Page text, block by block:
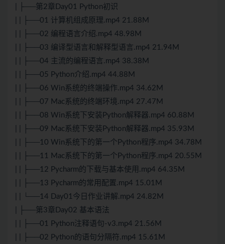
| ├──第2章Day01 Python初识
| | ├──01 计算机组成原理.mp4 21.88M
| | ├──02 编程语言介绍.mp4 48.98M
| | ├──03 编译型语言和解释型语言.mp4 21.94M
| | ├──04 主流的编程语言.mp4 38.38M
| | ├──05 Python介绍.mp4 44.88M
| | ├──06 Win系统的终端操作.mp4 34.62M
| | ├──07 Mac系统的终端环境.mp4 27.47M
| | ├──08 Win系统下安装Python解释器.mp4 60.88M
| | ├──09 Mac系统下安装Python解释器.mp4 35.93M
| | ├──10 Win系统下的第一个Python程序.mp4 34.78M
| | ├──11 Mac系统下的第一个Python程序.mp4 20.55M
| | ├──12 Pycharm的下载与基本使用.mp4 64.35M
| | ├──13 Pycharm的常用配置.mp4 15.01M
| | └──14 Day01今日作业讲解.mp4 24.82M
| ├──第3章Day02 基本语法
| | ├──01 Python注释语句-v3.mp4 21.56M
| | ├──02 Python的语句分隔符.mp4 15.61M